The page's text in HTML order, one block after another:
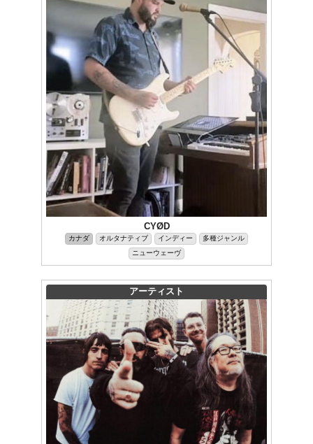
CYØD
カナダ オルタナティブ インディー
多種ジャンル
ニューウェーヴ
アーティスト